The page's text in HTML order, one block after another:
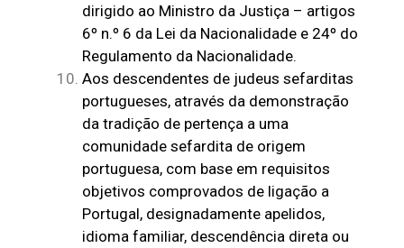
dirigido ao Ministro da Justiça – artigos
6º n.º 6 da Lei da Nacionalidade e 24º do
Regulamento da Nacionalidade.
Aos descendentes de judeus sefarditas
portugueses, através da demonstração
da tradição de pertença a uma
comunidade sefardita de origem
portuguesa, com base em requisitos
objetivos comprovados de ligação a
Portugal, designadamente apelidos,
idioma familiar, descendência direta ou